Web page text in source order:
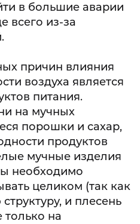
в большие аварии
всего из-за
причин влияния
воздуха является
питания.
на мучных
порошки и сахар,
продуктов
мучные изделия
необходимо
целиком (так как
и плесень
только на